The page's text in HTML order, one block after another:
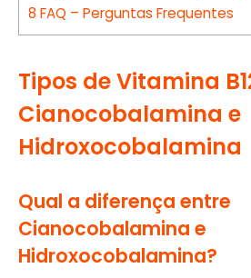
8 FAQ – Perguntas Frequentes
Tipos de Vitamina
Cianocobalamina e
Hidroxocobalamina
Qual a diferença entre
Cianocobalamina e
Hidroxocobalamina?